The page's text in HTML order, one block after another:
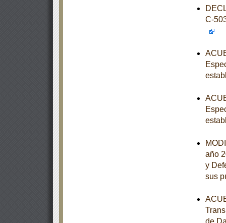
C-
año
y
sus
de